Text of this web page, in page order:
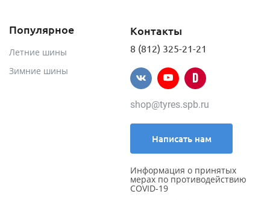
Популярное
Летние шины
Зимние шины
Контакты
8 (812) 325-21-21
shop@tyres.spb.ru
Написать нам
Информация о принятых
мерах по противодействию
COVID-19